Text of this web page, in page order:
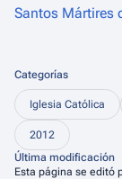
Santos Mártires
Categorías
Iglesia Católica
2012
Última modificación
Esta página se editó